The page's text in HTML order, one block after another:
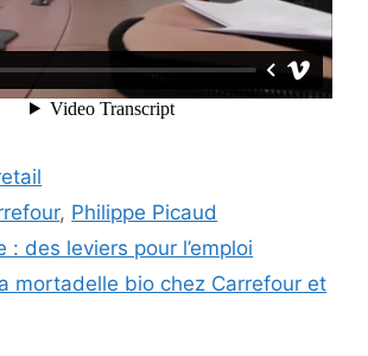
, Philippe Picaud
: des leviers pour l’emploi
mortadelle bio chez Carrefour et